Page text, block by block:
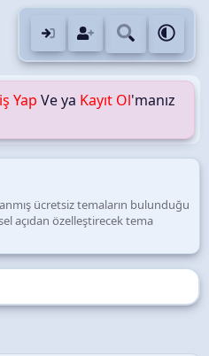
Yap Ve ya Kayıt Ol'manız
ücretsiz temaların bulunduğu
açıdan özelleştirecek tema